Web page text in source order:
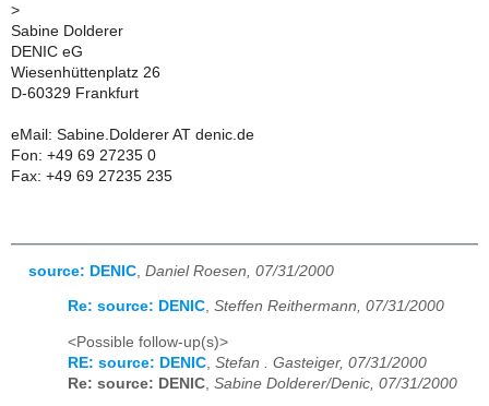
>
Sabine Dolderer
DENIC eG
Wiesenhüttenplatz 26
D-60329 Frankfurt
eMail: Sabine.Dolderer AT denic.de
Fon: +49 69 27235 0
Fax: +49 69 27235 235
source: DENIC Daniel Roesen, 07/31/2000
Re: source: DENIC, Steffen Reithermann, 07/31/2000
<Possible follow-up(s)>
RE: source: DENIC Stefan . Gasteiger, 07/31/2000
Re: source: DENIC Sabine Dolderer/Denic, 07/31/2000